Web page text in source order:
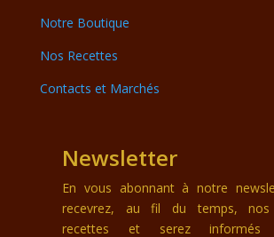
Notre Boutique
Nos Recettes
Contacts et Marchés
Newsletter
En vous abonnant à notre
recevrez, au fil du temps, nos
recettes et serez